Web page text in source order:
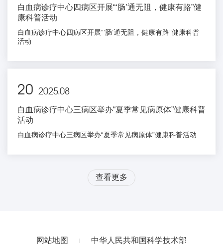
白血病诊疗中心四病区开展“‘肠’通无阻，健康有路”健
康科普活动
白血病诊疗中心四病区开展“‘肠’通无阻，健康有路”健康科普
活动
20 2025.08
白血病诊疗中心三病区举办“夏季常见病原体”健康科普
活动
白血病诊疗中心三病区举办“夏季常见病原体”健康科普活动
查看更多
网站地图 中华人民共和国科学技术部